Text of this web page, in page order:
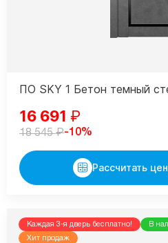
ПО SKY 1 Бетон темный
16 691 ₽
18 545₽-10%
Рассчитать
Каждая 3-я дверь бесплатно!
В
Хит продаж